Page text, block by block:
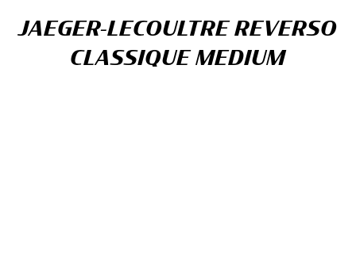
JAEGER-LECOULTRE REVERSO
CLASSIQUE MEDIUM